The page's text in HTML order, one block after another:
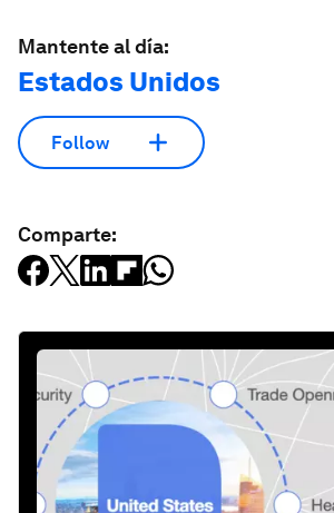
Mantente al día:
Estados Unidos
Follow
Comparte: